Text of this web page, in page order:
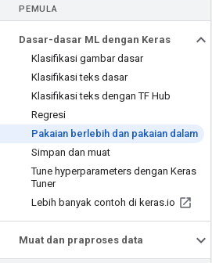
PEMULA
Dasar-dasar ML dengan Keras
Klasifikasi gambar dasar
Klasifikasi teks dasar
Klasifikasi teks dengan TF Hub
Regresi
Pakaian berlebih dan pakaian dalam
Simpan dan muat
Tune hyperparameters dengan Keras
Tuner
Lebih banyak contoh di keras.io
Muat dan praproses data